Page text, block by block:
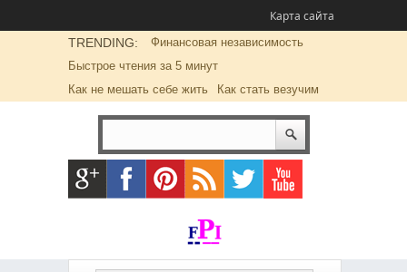
Карта сайта
TRENDING:
Финансовая независимость
Быстрое чтения за 5 минут
Как не мешать себе жить
Как стать везучим